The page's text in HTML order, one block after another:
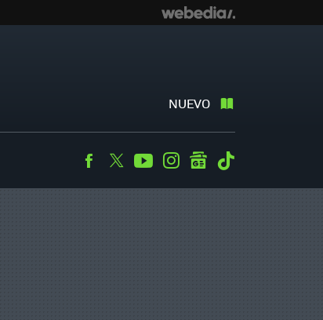
NUEVO
Facebook
TwitterYoutubeInstagramgooglenews